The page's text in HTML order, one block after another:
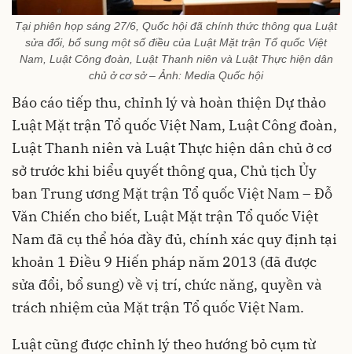
Tại phiên họp sáng 27/6, Quốc hội đã chính thức thông qua Luật
sửa đổi, bổ sung một số điều của Luật Mặt trận Tổ quốc Việt
Nam, Luật Công đoàn, Luật Thanh niên và Luật Thực hiện dân
chủ ở cơ sở – Ảnh: Media Quốc hội
Báo cáo tiếp thu, chỉnh lý và hoàn thiện Dự thảo
Luật Mặt trận Tổ quốc Việt Nam, Luật Công đoàn,
Luật Thanh niên và Luật Thực hiện dân chủ ở cơ
sở trước khi biểu quyết thông qua, Chủ tịch Ủy
ban Trung ương Mặt trận Tổ quốc Việt Nam – Đỗ
Văn Chiến cho biết, Luật Mặt trận Tổ quốc Việt
Nam đã cụ thể hóa đầy đủ, chính xác quy định tại
khoản 1 Điều 9 Hiến pháp năm 2013 (đã được
sửa đổi, bổ sung) về vị trí, chức năng, quyền và
trách nhiệm của Mặt trận Tổ quốc Việt Nam.
Luật cũng được chỉnh lý theo hướng bỏ cụm từ